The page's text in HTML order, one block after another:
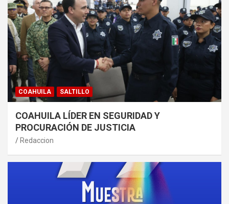
COAHUILA SALTILLO
COAHUILA LÍDER EN SEGURIDAD Y
PROCURACIÓN DE JUSTICIA
Redaccion